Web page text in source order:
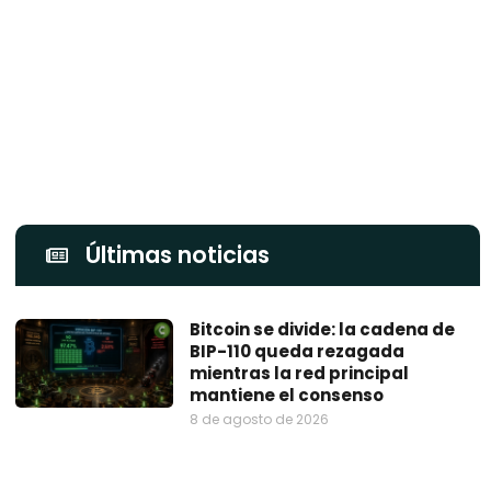
Últimas noticias
Bitcoin se divide: la cadena de
BIP-110 queda rezagada
mientras la red principal
mantiene el consenso
8 de agosto de 2026